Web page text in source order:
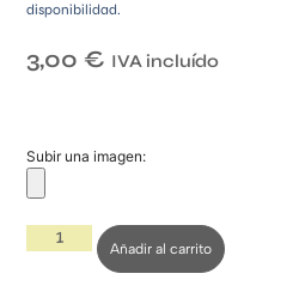
disponibilidad.
3,00 € IVA incluído
Subir una imagen:
Añadir al carrito